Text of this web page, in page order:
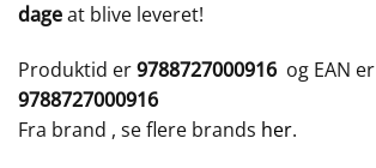
dageat blive leveret!
Produktid er9788727000916 og EAN er
9788727000916
Fra brand , se flere brands her.